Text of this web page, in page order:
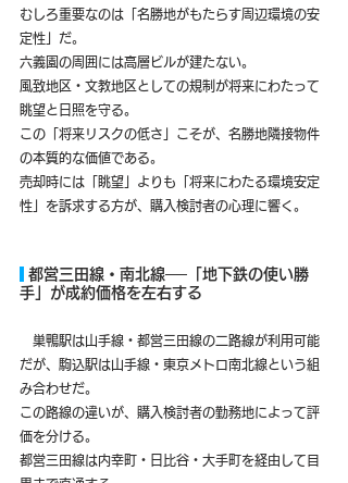
むしろ重要なのは「名勝地がもたらす周辺環境の安
定性」だ。
六義園の周囲には高層ビルが建たない。
風致地区・文教地区としての規制が将来にわたって
眺望と日照を守る。
この「将来リスクの低さ」こそが、名勝地隣接物件
の本質的な価値である。
売却時には「眺望」よりも「将来にわたる環境安定
性」を訴求する方が、購入検討者の心理に響く。
都営三田線・南北線──「地下鉄の使い勝
手」が成約価格を左右する
巣鴨駅は山手線・都営三田線の二路線が利用可能
だが、駒込駅は山手線・東京メトロ南北線という組
み合わせだ。
この路線の違いが、購入検討者の勤務地によって評
価を分ける。
都営三田線は内幸町・日比谷・大手町を経由して目